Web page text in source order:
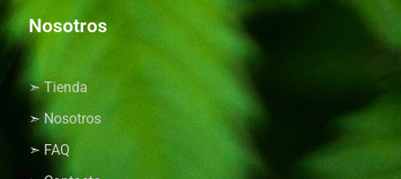
Nosotros
➣ Tienda
➣ Nosotros
➣ FAQ